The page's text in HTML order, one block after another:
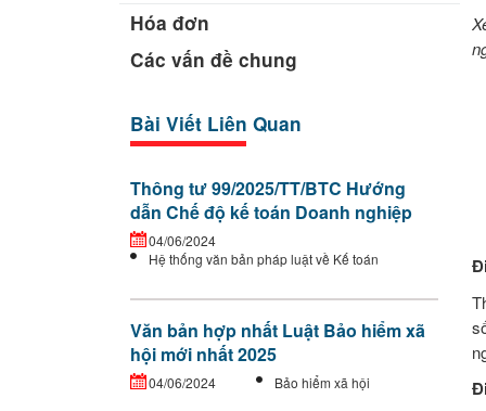
Hóa đơn
Các vấn đề chung
Bài Viết Liên Quan
Thông tư 99/2025/TT/BTC Hướng
dẫn Chế độ kế toán Doanh nghiệp
04/06/2024
Hệ thống văn bản pháp luật về Kế toán
Văn bản hợp nhất Luật Bảo hiểm xã
hội mới nhất 2025
04/06/2024 Bảo hiểm xã hội